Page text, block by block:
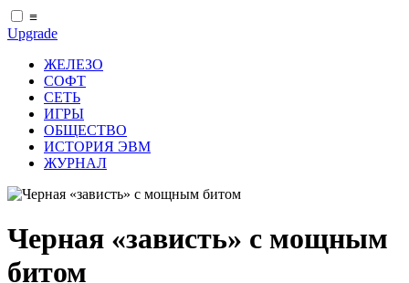
≡
Upgrade
ЖЕЛЕЗО
СОФТ
СЕТЬ
ИГРЫ
ОБЩЕСТВО
ИСТОРИЯ ЭВМ
ЖУРНАЛ
Черная «зависть» с мощным
битом